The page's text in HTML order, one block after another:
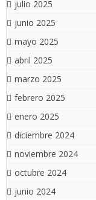
julio 2025
junio 2025
mayo 2025
abril 2025
marzo 2025
febrero 2025
enero 2025
diciembre 2024
noviembre 2024
octubre 2024
junio 2024